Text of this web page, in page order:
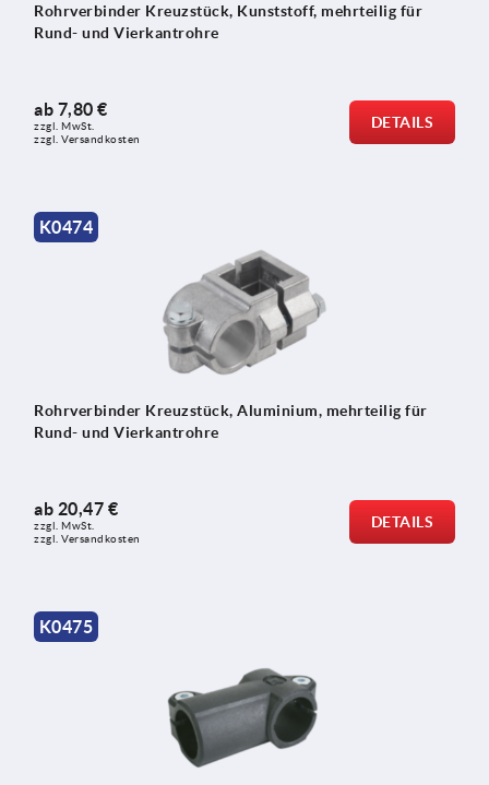
Rohrverbinder Kreuzstück, Kunststoff, mehrteilig für
Rund- und Vierkantrohre
ab 7,80 €
zzgl. MwSt.
zzgl. Versandkosten
DETAILS
K0474
Rohrverbinder Kreuzstück, Aluminium, mehrteilig für
Rund- und Vierkantrohre
ab 20,47 €
zzgl. MwSt.
zzgl. Versandkosten
DETAILS
K0475